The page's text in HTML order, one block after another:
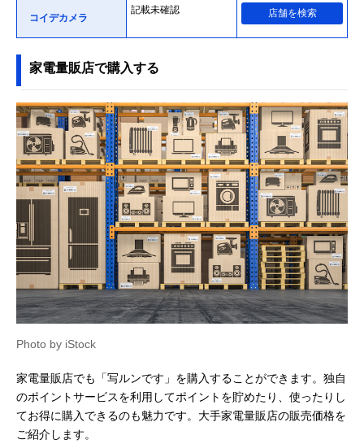
コイデカメラ
記載未確認 店舗を検索
家電量販店で購入する
Photo by iStock
家電量販店でも「写ルンです」を購入することができます。独自
のポイントサービスを利用してポイントを貯めたり、使ったりし
てお得に購入できるのも魅力です。大手家電量販店の販売価格を
ご紹介します。